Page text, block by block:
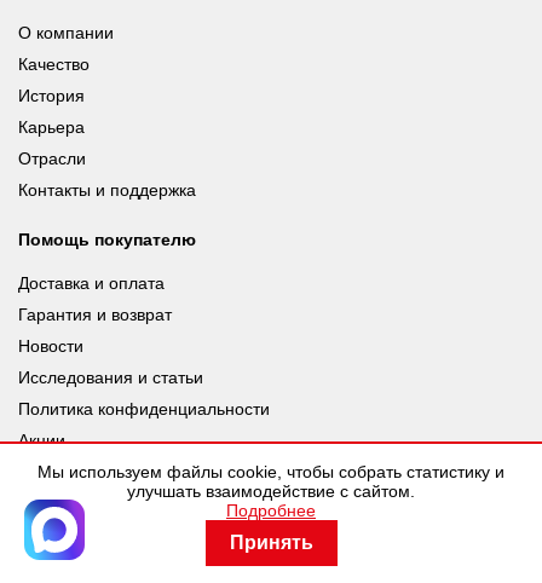
О компании
Качество
История
Карьера
Отрасли
Контакты и поддержка
Помощь покупателю
Доставка и оплата
Гарантия и возврат
Новости
Исследования и статьи
Политика конфиденциальности
Акции
© leuze.ru [LEUZE RUS], 2026 |Разработка SDev
Мы используем файлы cookie, чтобы собрать статистику и
улучшать взаимодействие с сайтом.
Подробнее
Принять